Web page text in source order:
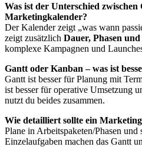
Was ist der Unterschied
Marketingkalender?
Der Kalender zeigt „was wann
zeigt zusätzlich Dauer, Phasen
komplexe Kampagnen und
Gantt oder Kanban – was ist
Gantt ist besser für Planung mit
ist besser für operative Umsetzung
nutzt du beides zusammen.
Wie detailliert sollte ein
Plane in Arbeitspaketen/Phasen
Einzelaufgaben machen das Gantt